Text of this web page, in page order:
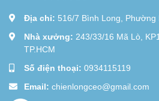
Địa chỉ: 516/7 Bình Long, Phường
Nhà xưởng: 243/33/16 Mã Lò,
TP.HCM
Số điện thoại: 0934115119
Email: chienlongceo@gmail.com